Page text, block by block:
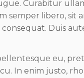
Curabitur
semper libero, sit
consequat. Duis
eu,
In enim justo,